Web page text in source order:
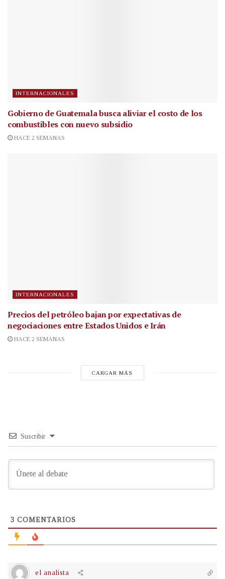
INTERNACIONALES
Gobierno de Guatemala busca aliviar el costo de los
combustibles con nuevo subsidio
HACE 2 SEMANAS
INTERNACIONALES
Precios del petróleo bajan por expectativas de
negociaciones entre Estados Unidos e Irán
HACE 2 SEMANAS
CARGAR MÁS
Suscribir
3 COMENTARIOS
el analista